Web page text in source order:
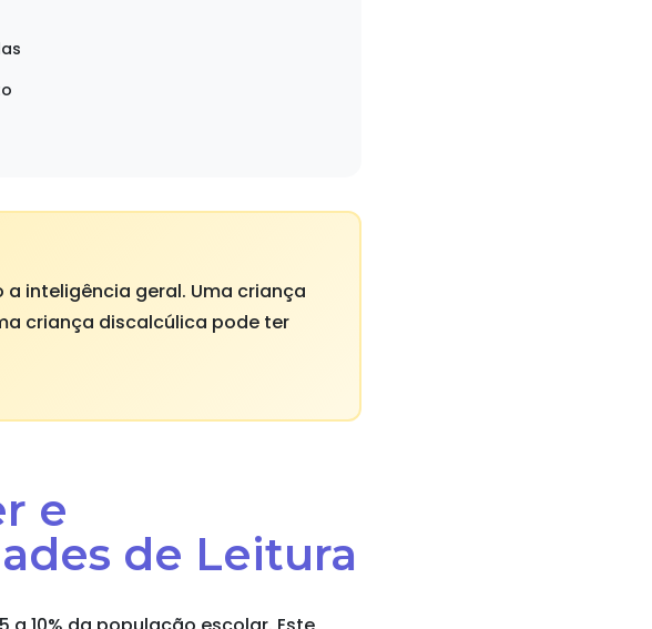
inteligência geral. Uma criança
criança discalcúlica pode ter
e
de Leitura